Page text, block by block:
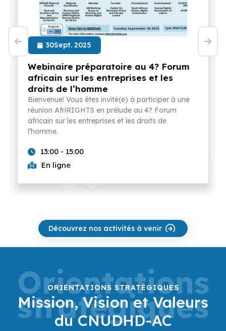
30Sept. 2025
Webinaire préparatoire au 4? Forum
africain sur les entreprises et les
droits de l’homme
Bienvenue! Vous êtes invité(e) à participer à une
réunion AfriRIGHTS en prélude au 4? Forum
africain sur les entreprises et les droits de
l’homme.
13:00 - 15:00
En ligne
Découvrez nos activités à venir
Orientations
stratégiques
ORIENTATIONS STRATÉGIQUES
Mission, Vision et Valeurs
du CNUDHD-AC